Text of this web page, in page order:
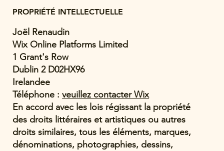
Joël Renaudin
Wix Online Platforms Limited
1 Grant's Row
Dublin 2 D02HX96
Irelandee
Téléphone :veuillez contacter Wix
PROPRIÉTÉ INTELLECTUELLE
En accord avec les lois régissant la propriété
des droits littéraires et artistiques ou autres
droits similaires, tous les éléments, marques,
dénominations, photographies, dessins,